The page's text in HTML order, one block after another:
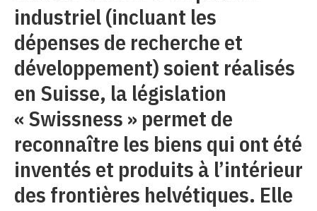
industriel (incluant les
dépenses de recherche et
développement) soient réalisés
en Suisse, la législation
« Swissness » permet de
reconnaître les biens qui ont été
inventés et produits à l’intérieur
des frontières helvétiques. Elle